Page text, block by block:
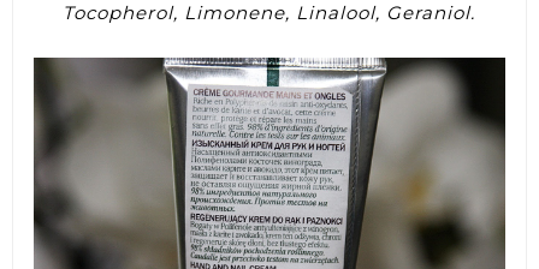
Tocopherol, Limonene, Linalool, Geraniol.